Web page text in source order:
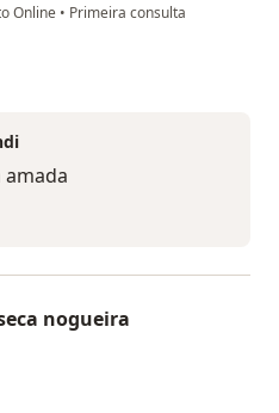
Online • Primeira consulta
nogueira